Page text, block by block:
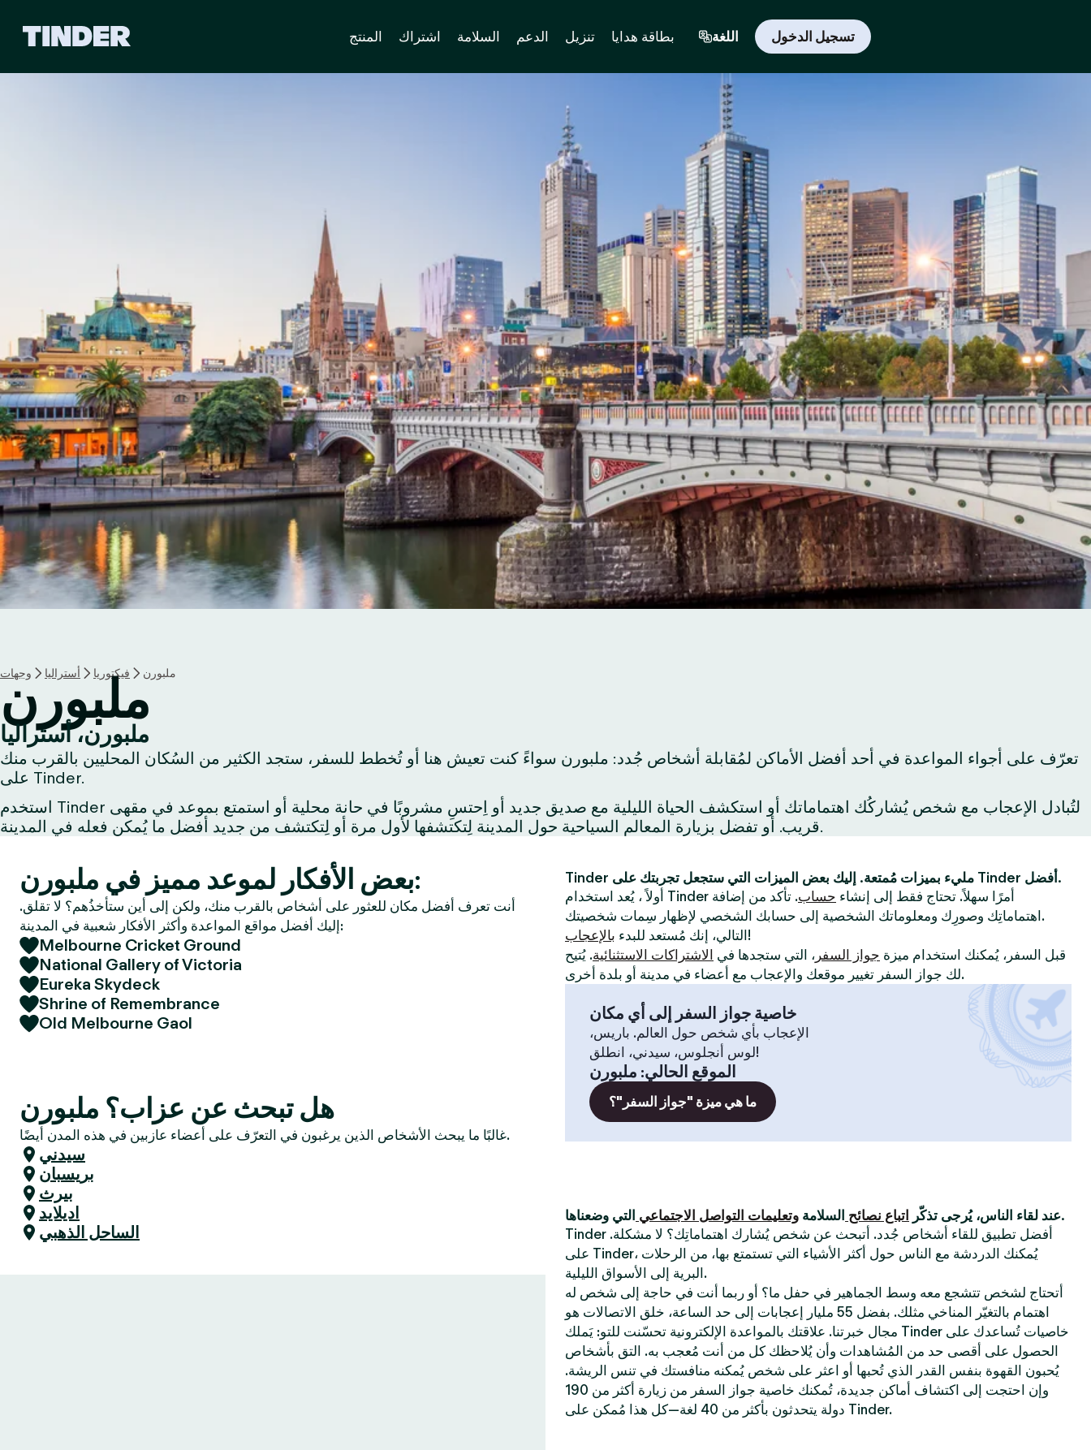
ـ
T
i
n
d
e
r
المنتج اشتراك السلامة الدعم تنزيل بطاقة هدايا اللغة تسجيل الدخول
وجهات أستراليا فيكتوريا ملبورنملبورن
ملبورن، أستراليا
تعرّف على أجواء المواعدة في أحد أفضل الأماكن لمُقابلة أشخاص جُدد: ملبورن سواءً كنت تعيش هنا أو تُخطط للسفر، ستجد الكثير من السُكان المحليين بالقرب منك
على Tinder.
استخدم Tinder لتُبادل الإعجاب مع شخص يُشاركُك اهتماماتك أو استكشف الحياة الليلية مع صديق جديد أو اِحتسِ مشروبًا في حانة محلية أو استمتع بموعد في مقهى
قريب. أو تفضل بزيارة المعالم السياحية حول المدينة لِتكتشفها لأول مرة أو لِتكتشف من جديد أفضل ما يُمكن فعله في المدينة.
بعض الأفكار لموعد مميز في ملبورن:
أنت تعرف أفضل مكان للعثور على أشخاص بالقرب منك، ولكن إلى أين ستأخذُهم؟ لا تقلق.
إليك أفضل مواقع المواعدة وأكثر الأفكار شعبية في المدينة:
Melbourne Cricket Ground
National Gallery of Victoria
Eureka Skydeck
Shrine of Remembrance
Old Melbourne Gaol
هل تبحث عن عزاب؟ ملبورن
غالبًا ما يبحث الأشخاص الذين يرغبون في التعرّف على أعضاء عازبين في هذه المدن أيضًا.
سيدني
بريسبان
بيرث
اديلايد
الساحل الذهبي
Tinder مليء بميزات مُمتعة. إليك بعض الميزات التي ستجعل تجربتك على Tinder أفضل.
أولاً ، يُعد استخدام Tinder أمرًا سهلاً. تحتاج فقط إلى إنشاء حساب. تأكد من إضافة
اهتماماتِك وصورِك ومعلوماتك الشخصية إلى حسابك الشخصي لإظهار سِمات شخصيتك.
التالي، إنك مُستعد للبدء بالإعجاب
!
قبل السفر، يُمكنك استخدام ميزة جواز السفر ، التي ستجدها في الاشتراكات الاستثنائية. يُتيح
لك جواز السفر تغيير موقعك والإعجاب مع أعضاء في مدينة أو بلدة أخرى.
خاصية جواز السفر إلى أي مكان
الإعجاب بأي شخص حول العالم. باريس،
لوس أنجلوس، سيدني، انطلق!
الموقع الحالي: ملبورن
ما هي ميزة "جواز السفر"؟
عند لقاء الناس، يُرجى تذكّر اتباع نصائح السلامة وتعليمات التواصل الاجتماعي
التي وضعناها.
Tinder أفضل تطبيق للقاء أشخاص جُدد. أتبحث عن شخص يُشارك اهتماماتِك؟ لا مشكلة.
على Tinder، يُمكنك الدردشة مع الناس حول أكثر الأشياء التي تستمتع بها، من الرحلات
البرية إلى الأسواق الليلية.
أتحتاج لشخص تتشجع معه وسط الجماهير في حفل ما؟ أو ربما أنت في حاجة إلى شخص له
اهتمام بالتغيّر المناخي مثلك. بفضل 55 مليار إعجابات إلى حد الساعة، خلق الاتصالات هو
مجال خبرتنا. علاقتك بالمواعدة الإلكترونية تحسّنت للتو: يَملك Tinder خاصيات تُساعدك على
الحصول على أقصى حد من المُشاهدات وأن يُلاحظك كل من أنت مُعجب به. التق بأشخاص
يُحبون القهوة بنفس القدر الذي تُحبها أو اعثر على شخص يُمكنه منافستك في تنس الريشة.
وإن احتجت إلى اكتشاف أماكن جديدة، تُمكنك خاصية جواز السفر من زيارة أكثر من 190
دولة يتحدثون بأكثر من 40 لغة—كل هذا مُمكن على Tinder.